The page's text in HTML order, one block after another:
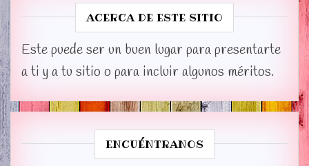
ACERCA DE ESTE SITIO
Este puede ser un buen lugar para presentarte
a ti y a tu sitio o para incluir algunos méritos.
ENCUÉNTRANOS